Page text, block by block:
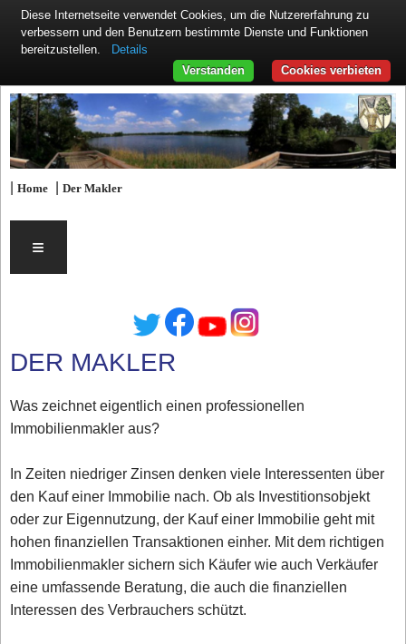
|Home |Der Makler
≡
DER MAKLER
Was zeichnet eigentlich einen professionellen
Immobilienmakler aus?
In Zeiten niedriger Zinsen denken viele Interessenten über
den Kauf einer Immobilie nach. Ob als Investitionsobjekt
oder zur Eigennutzung, der Kauf einer Immobilie geht mit
hohen finanziellen Transaktionen einher. Mit dem richtigen
Immobilienmakler sichern sich Käufer wie auch Verkäufer
eine umfassende Beratung, die auch die finanziellen
Interessen des Verbrauchers schützt.
Diese Internetseite verwendet Cookies, um die Nutzererfahrung zu
verbessern und den Benutzern bestimmte Dienste und Funktionen
bereitzustellen.
Details
Cookies verbieten
Verstanden